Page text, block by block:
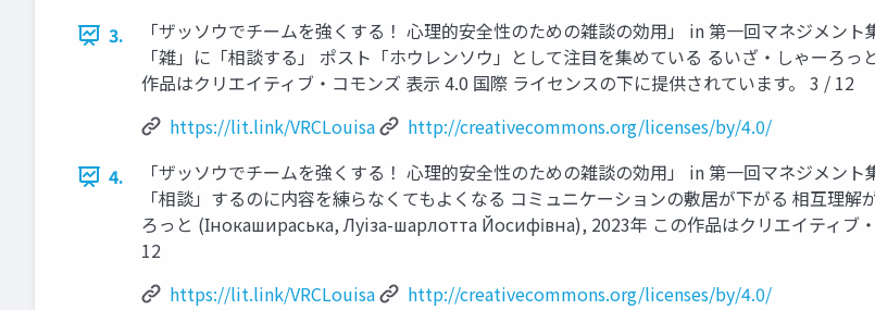
3.
「ザッソウでチームを強くする！ 心理的安全性のための雑談の効用」 in 第一回マネジメン
「雑」に「相談する」 ポスト「ホウレンソウ」として注目を集めている るいざ・しゃー
作品はクリエイティブ・コモンズ 表示 4.0 国際 ライセンスの下に提供されています。 3 / 12
https://lit.link/VRCLouisa
http://creativecommons.org/licenses/by/4.0/
4.
「ザッソウでチームを強くする！ 心理的安全性のための雑談の効用」 in 第一回マネジメン
「相談」するのに内容を練らなくてもよくなる コミュニケーションの敷居が下がる 相互理
ろっと (Інокашираська, Луiза-шарлотта Йосифівна), 2023年 この作品はクリエイティブ
12
https://lit.link/VRCLouisa
http://creativecommons.org/licenses/by/4.0/